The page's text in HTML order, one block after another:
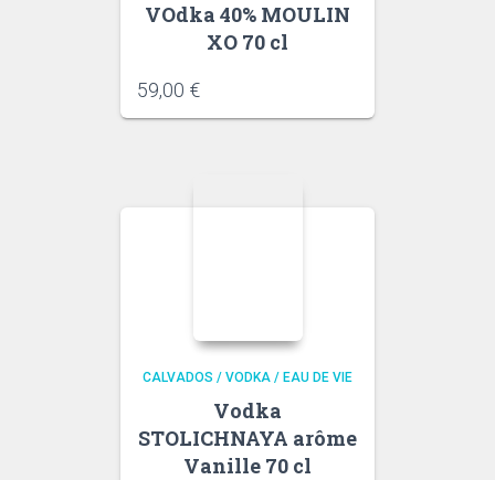
VOdka 40% MOULIN
XO 70 cl
59,00 €
CALVADOS / VODKA / EAU DE VIE
Vodka
STOLICHNAYA arôme
Vanille 70 cl